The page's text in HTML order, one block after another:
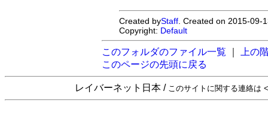
Created byStaff . Created on 2015-
Copyright: Default
このフォルダのファイル一覧
上の
このページの先頭に戻る
レイバーネット日本 / このサイトに関する連絡は